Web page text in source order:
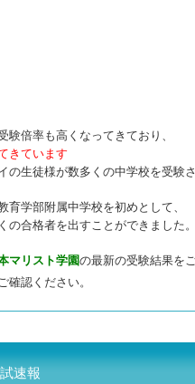
倍率も高くなってきており、
きています
の生徒様が数多くの中学校を受験
学部附属中学校を初めとして、
の合格者を出すことができました
マリスト学園の最新の受験結果を
確認ください。
速報